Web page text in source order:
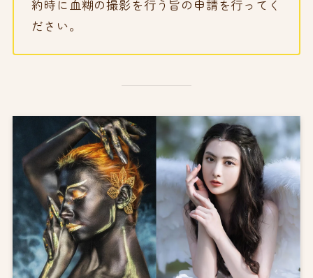
約時に血糊の撮影を行う旨の申請を行ってく
ださい。